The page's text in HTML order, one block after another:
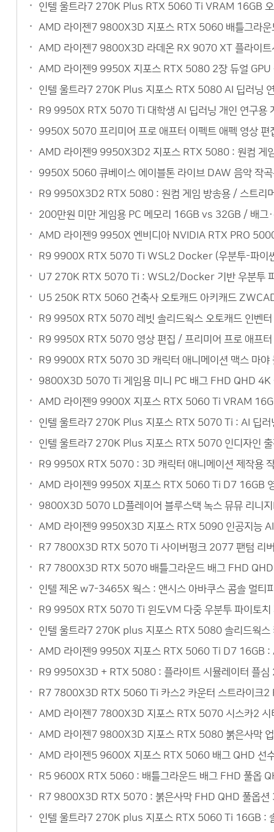
인텔 울트라7 270K Plus RTX 5060 Ti VRAM 16GB 오
AMD 라이젠7 9800X3D 지포스 RTX 5060 배틀그라운
AMD 라이젠7 9800X3D 라데온 RX 9070 XT 플라이트
AMD 라이젠9 9950X 지포스 RTX 5080 2장 듀얼 GPU
인텔 울트라7 270K Plus 지포스 RTX 5080 AI 딥러닝
R9 9950X RTX 5070 Ti 대학생 AI 딥러닝 개인 연구용
9950X 5070 프리미어 프로 애프터 이펙트 애펙 영상 편
AMD 라이젠9 9950X3D2 지포스 RTX 5080 : 원컴 게
9950X 5060 큐베이스 에이블톤 라이브 DAW 음악 작
R9 9950X3D2 RTX 5080 : 원컴 게임 방송용 / 스트리
200만원 미만 게임용 PC 메모리 16GB vs 32GB / 배그
AMD 라이젠9 9950X 엔비디아 NVIDIA RTX PRO
R9 9900X RTX 5070 Ti WSL2 Docker (우분투-파이
U7 270K RTX 5070 Ti : WSL2/Docker 기반 우분투 파
U5 250K RTX 5060 건축사 오토캐드 아키캐드
R9 9950X RTX 5070 레빗 솔리드웍스 오토캐드 인벤
R9 9950X RTX 5070 영상 편집 / 프리미어 프로 애프터
R9 9900X RTX 5070 3D 캐릭터 애니메이션 맥스 마야
9800X3D 5070 Ti 게임용 미니 PC 배그 FHD QHD 4K
AMD 라이젠9 9900X 지포스 RTX 5060 Ti VRAM
인텔 울트라7 270K Plus 지포스 RTX 5070 Ti : AI 딥러
인텔 울트라7 270K Plus 지포스 RTX 5070 인디자인
R9 9950X RTX 5070 : 3D 캐릭터 애니메이션 제작용
AMD 라이젠9 9950X 지포스 RTX 5060 Ti D7 16GB
9800X3D 5070 LD플레이어 블루스택 녹스 뮤뮤 리니
AMD 라이젠9 9950X3D 지포스 RTX 5090 인공지능 AI
R7 7800X3D RTX 5070 Ti 사이버펑크 2077 팬텀 리
R7 7800X3D RTX 5070 배틀그라운드 배그 FHD QHD
인텔 제온 w7-3465X 웍스 : 앤시스 아바쿠스 콤솔 멀티
R9 9950X RTX 5070 Ti 윈도VM 다중 우분투 파이토치
인텔 울트라7 270K plus 지포스 RTX 5080 솔리드웍스
AMD 라이젠9 9950X 지포스 RTX 5060 Ti D7 16GB :
R9 9950X3D + RTX 5080 : 플라이트 시뮬레이터 플
R7 7800X3D RTX 5060 Ti 카스2 카운터 스트라이크2
AMD 라이젠7 7800X3D 지포스 RTX 5070 시스카2 시
AMD 라이젠7 9800X3D 지포스 RTX 5080 붉은사막
AMD 라이젠5 9600X 지포스 RTX 5060 배그 QHD 선
R5 9600X RTX 5060 : 배틀그라운드 배그 FHD 풀옵
R7 9800X3D RTX 5070 : 붉은사막 FHD QHD 풀옵션
인텔 울트라7 270K plus 지포스 RTX 5060 Ti 16GB :